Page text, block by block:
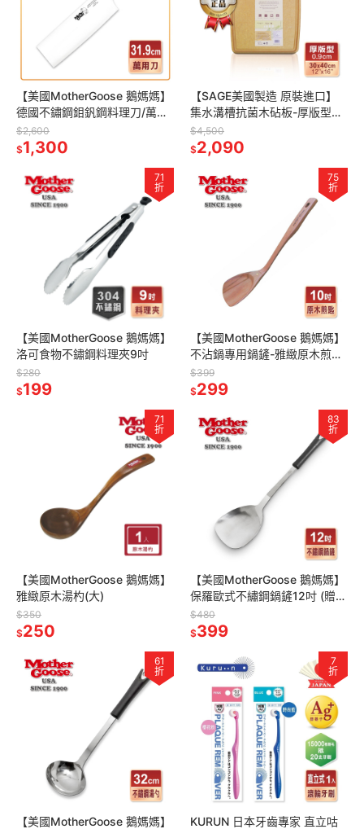
【美國MotherGoose 鵝媽媽】
德國不鏽鋼鉬釩鋼料理刀/萬用
刀/什用刀31.9cm
$2,600
$1,300
【SAGE美國製造 原裝進口】
集水溝槽抗菌木砧板-厚版型
(30x40x厚0.9cm)
$4,500
$2,090
71
折
【美國MotherGoose 鵝媽媽】
洛可食物不鏽鋼料理夾9吋
$280
$199
75
折
【美國MotherGoose 鵝媽媽】
不沾鍋專用鍋鏟-雅緻原木煎匙
(10吋)
$399
$299
71
折
【美國MotherGoose 鵝媽媽】
雅緻原木湯杓(大)
$350
$250
83
折
【美國MotherGoose 鵝媽媽】
保羅歐式不繡鋼鍋鏟12吋 (贈
品-請勿下單)
$480
$399
61
折
【美國MotherGoose 鵝媽媽】
7
折
KURUN 日本牙齒專家 直立咕